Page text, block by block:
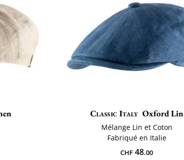
Classic Italy Oxford Lin
Mélange Lin et Coton
Fabriqué en Italie
CHF 48.00